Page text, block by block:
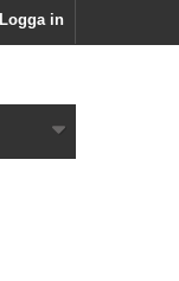
Logga in